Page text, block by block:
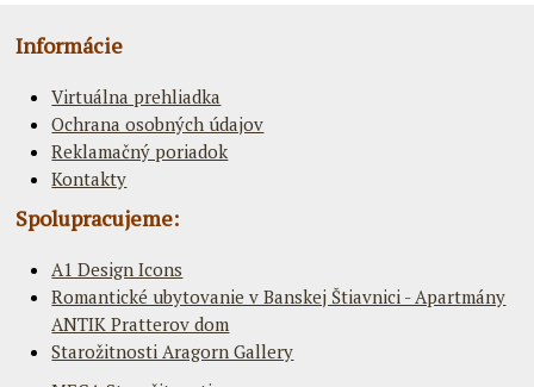
Informácie
Virtuálna prehliadka
Ochrana osobných údajov
Reklamačný poriadok
Kontakty
Spolupracujeme:
A1 Design Icons
Romantické ubytovanie v Banskej Štiavnici - Apartmány
ANTIK Pratterov dom
Starožitnosti Aragorn Gallery